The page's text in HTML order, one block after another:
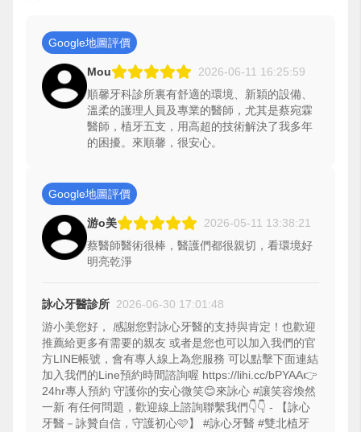
Google地圖評價
Mou
2026-06-11 16:25:59
順馨牙科診所裏有舒適的環境、新穎的設備、
溫柔的護理人員及專業的醫師，尤其是蔡宛霖
醫師，植牙五支，用高超的技術解決了我多年
的困擾。來順馨，很安心。
Google地圖評價
游o美
2026-05-11 13:38:21
蔡醫師醫術很棒，醫護們都很親切，看環境好
明亮乾淨
詠心牙醫診所 2026-06-30 17:01:48
游小美您好， 感謝您對詠心牙醫的支持與肯定！也歡迎
推薦給更多有需要的親友 或者是您也可以加入我們的官
方LINE帳號，會有專人線上為您服務 可以點擊下面連結
加入我們的Line預約時間諮詢喔 https://lihi.cc/bPYAA👉
24hr專人預約 守護你的安心微笑😊來詠心 #讓笑容煥然
一新 有任何問題，歡迎線上諮詢聯繫我們👇👇 -󠀠 【詠心
牙醫－詠贊自信，守護初心🩷】 #詠心牙醫 #雙北植牙